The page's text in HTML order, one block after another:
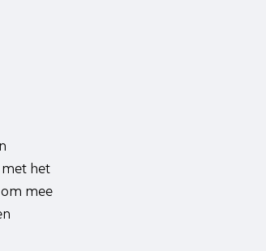
het
mee